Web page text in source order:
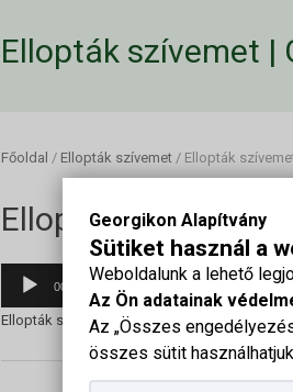
Georgikon Alapítvány
Sütiket használ a
Weboldalunk a lehető
Az Ön adatainak
Az „Összes
összes sütit
Ellopták szívemet |
Főoldal / Ellopták szívemet / Ellopták
Ellopták szívemet
Audió
00:00
Ellopták szívemet